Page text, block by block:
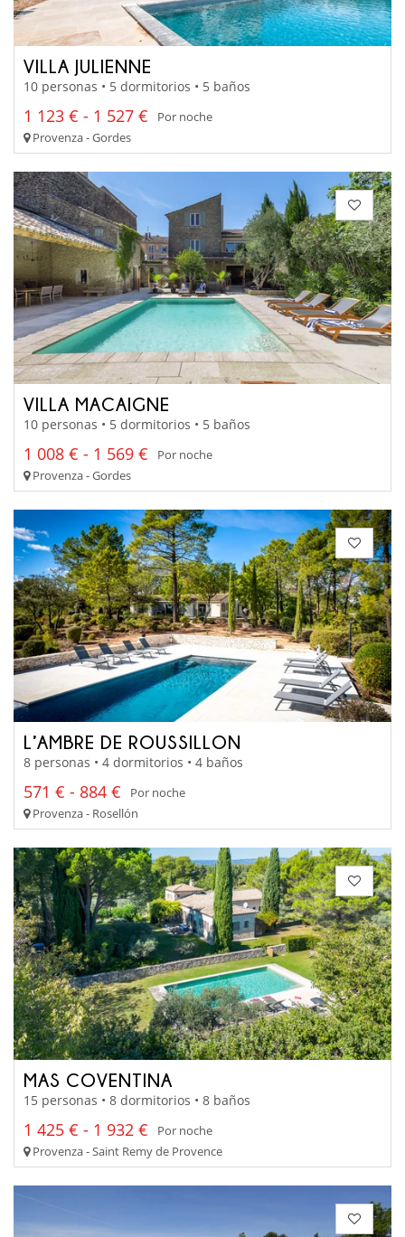
VILLA JULIENNE
10 personas • 5 dormitorios • 5 baños
1 123 € - 1 527 €
Por noche
Provenza - Gordes
VILLA MACAIGNE
10 personas • 5 dormitorios • 5 baños
1 008 € - 1 569 €
Por noche
Provenza - Gordes
L’AMBRE DE ROUSSILLON
8 personas • 4 dormitorios • 4 baños
571 € - 884 €
Por noche
Provenza - Rosellón
MAS COVENTINA
15 personas • 8 dormitorios • 8 baños
1 425 € - 1 932 €
Por noche
Provenza - Saint Remy de Provence